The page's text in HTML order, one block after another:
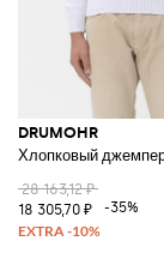
DRUMOHR
Хлопковый
28 163,12 ₽
18 305,70 ₽
-35%